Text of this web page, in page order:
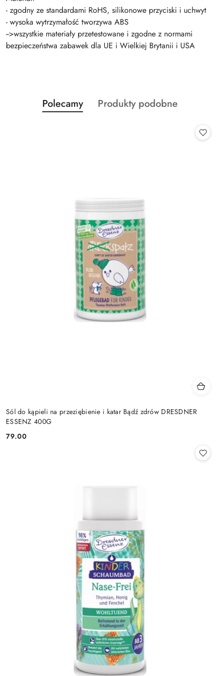
- zgodny ze standardami RoHS, silikonowe przyciski i uchwyt
- wysoka wytrzymałość tworzywa ABS
-->wszystkie materiały przetestowane i zgodne z normami
bezpieczeństwa zabawek dla UE i Wielkiej Brytanii i USA
Pomiń karuzelę produktów
Produkty
o
Polecamy
Produkty
Produkty podobne
Sól do kąpieli na przeziębienie i katar Bądź zdrów DRESDNER
ESSENZ 400G
Cena:
79.00